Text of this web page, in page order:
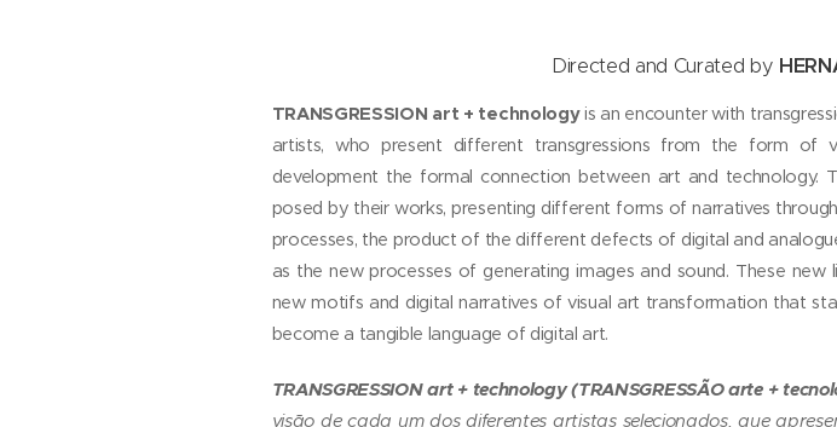
Directed and Curated by
TRANSGRESSION art + technology is an encounter with
artists, who present different transgressions from the form of
development the formal connection between art and technology.
posed by their works, presenting different forms of narratives
processes, the product of the different defects of digital and
as the new processes of generating images and sound. These
new motifs and digital narratives of visual art transformation that
become a tangible language of digital art.
TRANSGRESSION art + technology (TRANSGRESSÃO arte +
visão de cada um dos diferentes artistas selecionados, que